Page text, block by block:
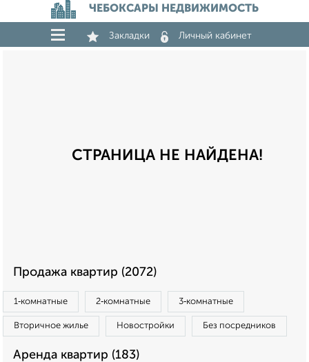
ЧЕБОКСАРЫ НЕДВИЖИМОСТЬ
Закладки Личный кабинет
СТРАНИЦА НЕ НАЙДЕНА!
Продажа квартир (2072)
1‑комнатные 2‑комнатные 3‑комнатные
Вторичное жилье Новостройки Без посредников
Аренда квартир (183)